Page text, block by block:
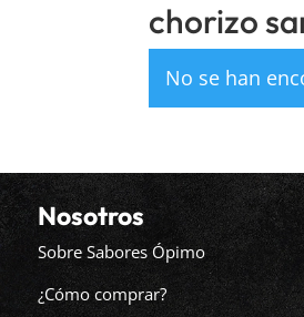
chorizo
No se han
Nosotros
Sobre Sabores Ópimo
¿Cómo comprar?